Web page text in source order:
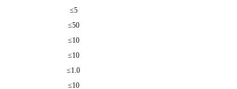
≤5
≤50
≤10
≤10
≤1.0
≤10